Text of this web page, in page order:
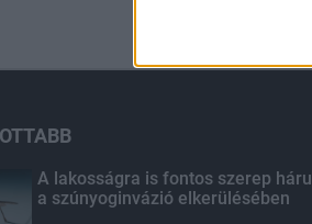
I want
A lakosságra is fontos szerep
a szúnyoginvázió elkerülésében